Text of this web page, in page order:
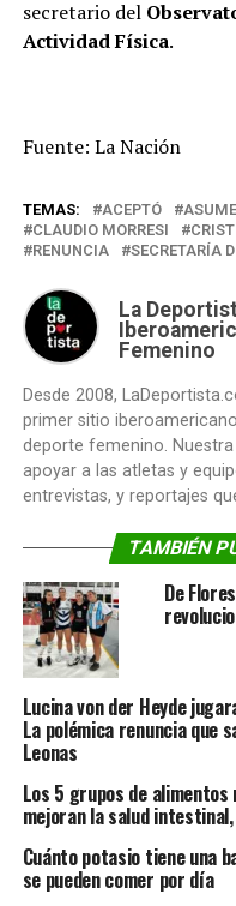
secretario del
Actividad Física.
Fuente: La Nación
TEMAS: ACEPTÓ ASUME
CLAUDIO MORRESI
RENUNCIA
SECRETARÍA
La
Femenino
Desde 2008,
primer sitio
deporte femenino.
apoyar a las atletas y
entrevistas, y reportajes
TAMBIÉN
De
Lucina von der Heyde
La polémica renuncia que
Leonas
Los 5 grupos de
mejoran la salud
Cuánto potasio tiene una
se pueden comer por día